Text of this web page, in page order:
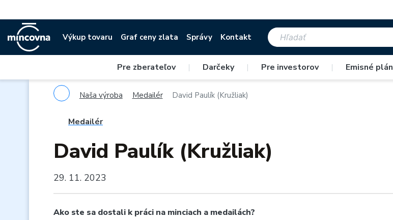
Výkup tovaru Graf ceny zlata Správy Kontakt
Pre zberateľov | Darčeky | Pre investorov | Emisné
Naša výroba Medailér David Paulík (Kružliak)
Medailér
David Paulík (Kružliak)
29. 11. 2023
Ako ste sa dostali k práci na minciach a medailách?